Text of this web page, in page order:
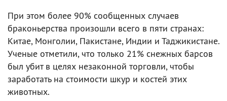
При этом более 90% сообщенных случаев
браконьерства произошли всего в пяти странах:
Китае, Монголии, Пакистане, Индии и Таджикистане.
Ученые отметили, что только 21% снежных барсов
был убит в целях незаконной торговли, чтобы
заработать на стоимости шкур и костей этих
животных.